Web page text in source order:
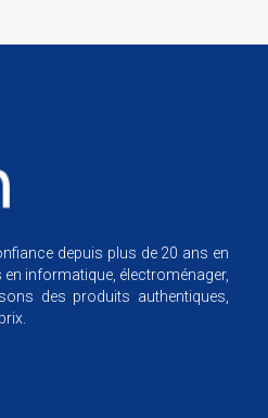
depuis plus de 20 ans en
informatique, électroménager,
des produits authentiques,